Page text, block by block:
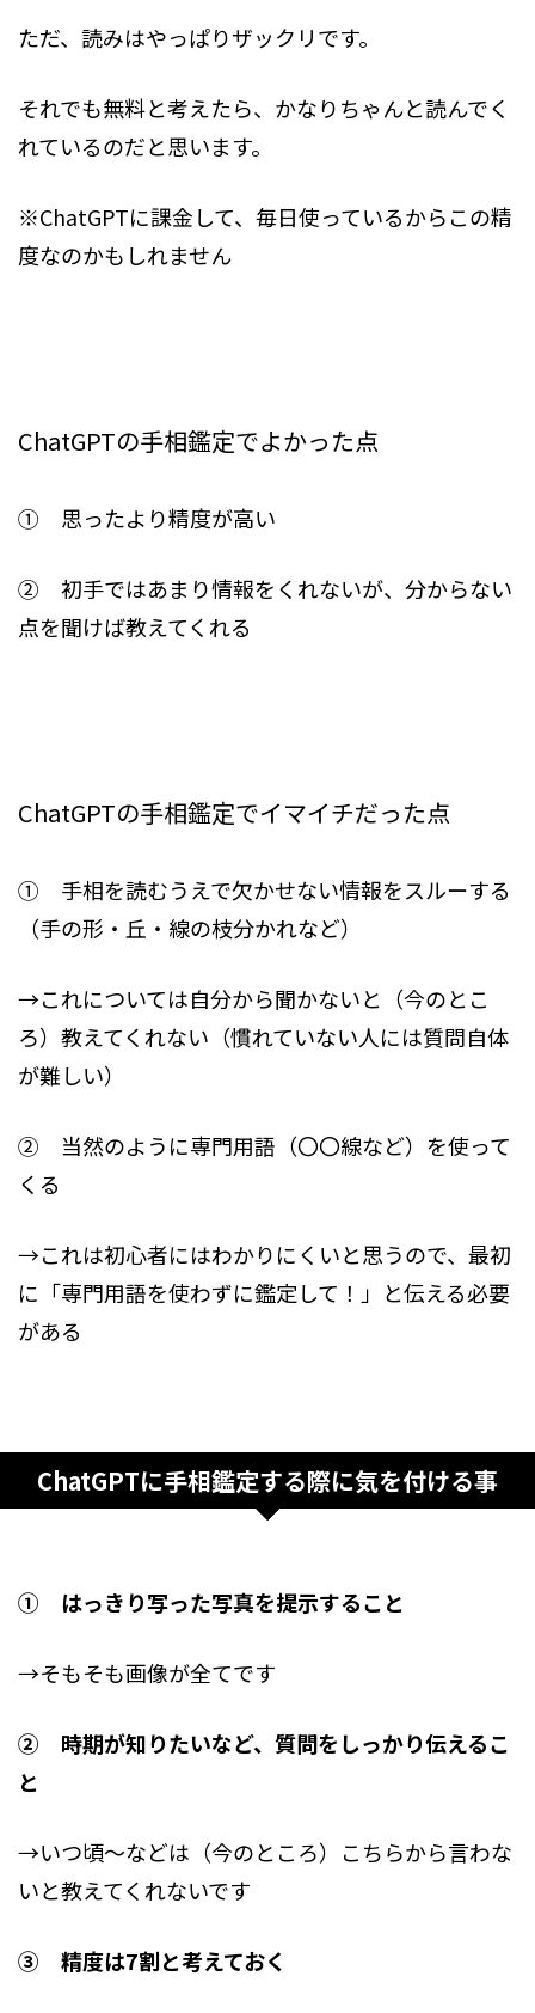
ただ、読みはやっぱりザックリです。
それでも無料と考えたら、かなりちゃんと読んでく
れているのだと思います。
※ChatGPTに課金して、毎日使っているからこの精
度なのかもしれません
ChatGPTの手相鑑定でよかった点
① 思ったより精度が高い
② 初手ではあまり情報をくれないが、分からない
点を聞けば教えてくれる
ChatGPTの手相鑑定でイマイチだった点
① 手相を読むうえで欠かせない情報をスルーする
（手の形・丘・線の枝分かれなど）
→これについては自分から聞かないと（今のとこ
ろ）教えてくれない（慣れていない人には質問自体
が難しい）
② 当然のように専門用語（〇〇線など）を使って
くる
→これは初心者にはわかりにくいと思うので、最初
に「専門用語を使わずに鑑定して！」と伝える必要
がある
ChatGPTに手相鑑定する際に気を付ける事
① はっきり写った写真を提示すること
→そもそも画像が全てです
② 時期が知りたいなど、質問をしっかり伝えるこ
と
→いつ頃～などは（今のところ）こちらから言わな
いと教えてくれないです
③ 精度は7割と考えておく